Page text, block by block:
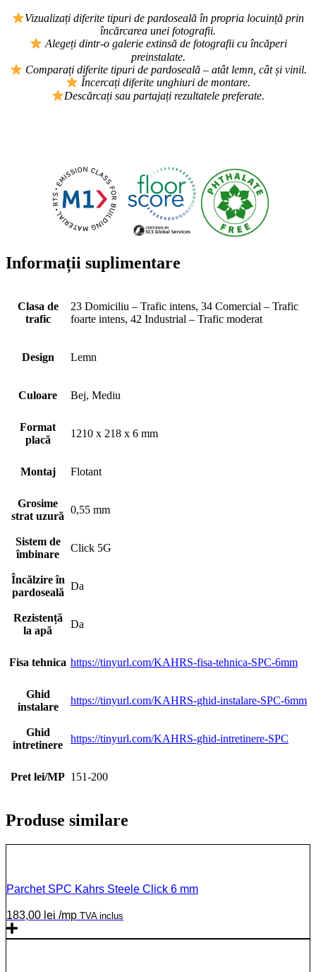
Vizualizați diferite tipuri de pardoseală în propria locuință prin
încărcarea unei fotografii.
Alegeți dintr-o galerie extinsă de fotografii cu încăperi
preinstalate.
Comparați diferite tipuri de pardoseală – atât lemn, cât și vinil.
Încercați diferite unghiuri de montare.
Descărcați sau partajați rezultatele preferate.
Informații suplimentare
Clasa de
trafic
23 Domiciliu – Trafic intens, 34 Comercial – Trafic
foarte intens, 42 Industrial – Trafic moderat
Design Lemn
Culoare Bej, Mediu
Format
placă
1210 x 218 x 6 mm
Montaj Flotant
Grosime
strat uzură
0,55 mm
Sistem de
îmbinare
Click 5G
Încălzire în
pardoseală
Da
Rezistență
la apă
Da
Fisa tehnica https://tinyurl.com/KAHRS-fisa-tehnica-SPC-6mm
Ghid
instalare
https://tinyurl.com/KAHRS-ghid-instalare-SPC-6mm
Ghid
intretinere
https://tinyurl.com/KAHRS-ghid-intretinere-SPC
Pret lei/MP 151-200
Produse similare
Parchet SPC Kahrs Steele Click 6 mm
183,00 lei /mp TVA inclus